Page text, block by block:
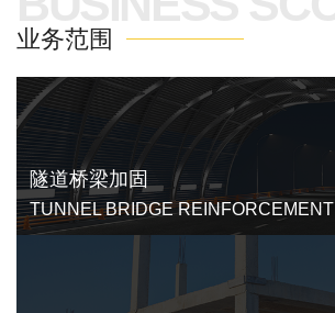
业务范围
隧道桥梁加固
TUNNEL BRIDGE REINFORCEMENT